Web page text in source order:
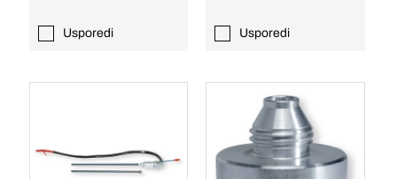
Usporedi Usporedi